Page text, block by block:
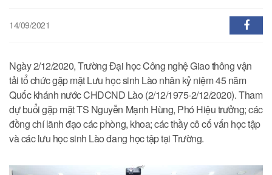
14/09/2021
Ngày 2/12/2020, Trường Đại học Công nghệ Giao thông vận
tải tổ chức gặp mặt Lưu học sinh Lào nhân kỷ niệm 45 năm
Quốc khánh nước CHDCND Lào (2/12/1975-2/12/2020). Tham
dự buổi gặp mặt TS Nguyễn Mạnh Hùng, Phó Hiệu trưởng; các
đồng chí lãnh đạo các phòng, khoa; các thầy cô cố vấn học tập
và các lưu học sinh Lào đang học tập tại Trường.